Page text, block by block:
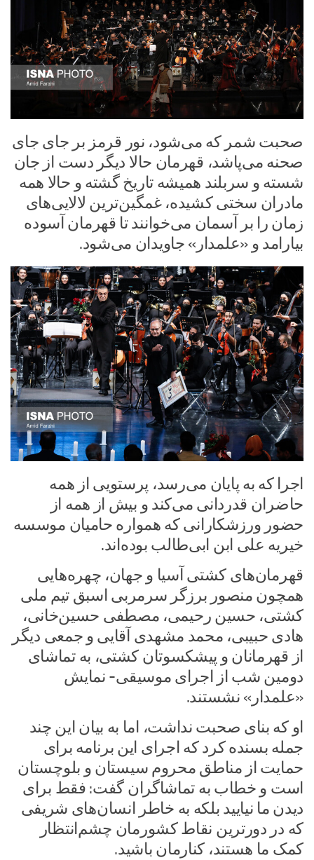
صحبت شمر که می‌شود، نور قرمز بر جای جای
صحنه می‌پاشد، قهرمان حالا دیگر دست از جان
شسته و سربلند همیشه تاریخ گشته و حالا همه
مادران سختی کشیده، غمگین‌ترین لالایی‌های
زمان را بر آسمان می‌خوانند تا قهرمان آسوده
بیارامد و «علمدار» جاویدان می‌شود.
اجرا که به پایان می‌رسد، پرستویی از همه
حاضران قدردانی می‌کند و بیش از همه از
حضور ورزشکارانی که همواره حامیان موسسه
خیریه علی ابن ابی‌طالب بوده‌اند.
قهرمان‌های کشتی آسیا و جهان، چهره‌هایی
همچون منصور برزگر سرمربی اسبق تیم ملی
کشتی، حسین رحیمی، مصطفی حسین‌خانی،
هادی حبیبی، محمد مشهدی آقایی و جمعی دیگر
از قهرمانان و پیشکسوتان کشتی، به تماشای
دومین شب از اجرای موسیقی- نمایش
«علمدار» نشستند.
او که بنای صحبت نداشت، اما به بیان این چند
جمله بسنده کرد که اجرای این برنامه برای
حمایت از مناطق محروم سیستان و بلوچستان
است و خطاب به تماشاگران گفت: فقط برای
دیدن ما نیایید بلکه به خاطر انسان‌های شریفی
که در دورترین نقاط کشورمان چشم‌انتظار
کمک ما هستند، کنارمان باشید.